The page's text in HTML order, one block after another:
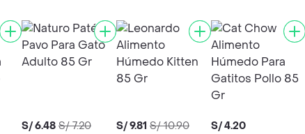
S/ 6.48 S/ 7.20 S/ 9.81 S/ 10.90 S/ 4.20